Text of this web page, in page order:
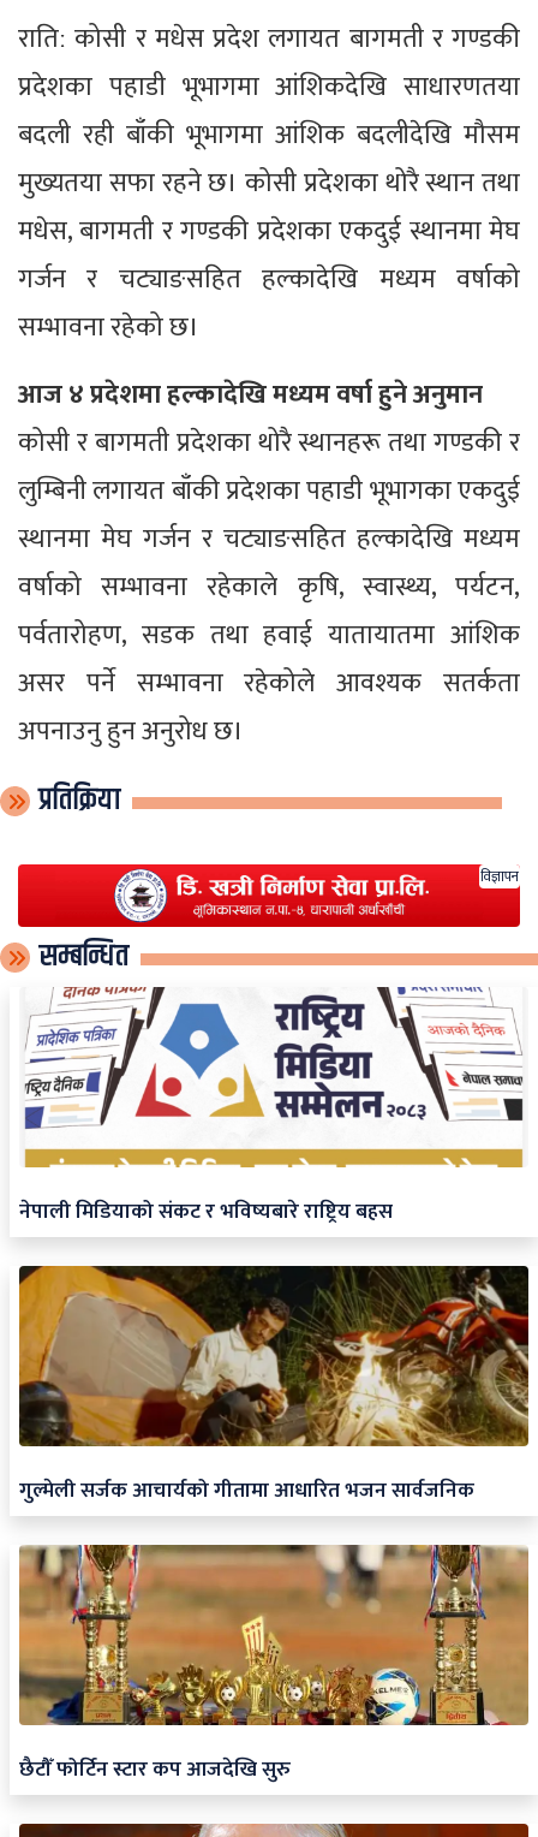
रातिː कोसी र मधेस प्रदेश लगायत बागमती र गण्डकी
प्रदेशका पहाडी भूभागमा आंशिकदेखि साधारणतया
बदली रही बाँकी भूभागमा आंशिक बदलीदेखि मौसम
मुख्यतया सफा रहने छ। कोसी प्रदेशका थोरै स्थान तथा
मधेस, बागमती र गण्डकी प्रदेशका एकदुई स्थानमा मेघ
गर्जन र चट्याङसहित हल्कादेखि मध्यम वर्षाको
सम्भावना रहेको छ।
आज ४ प्रदेशमा हल्कादेखि मध्यम वर्षा हुने अनुमान
कोसी र बागमती प्रदेशका थोरै स्थानहरू तथा गण्डकी र
लुम्बिनी लगायत बाँकी प्रदेशका पहाडी भूभागका एकदुई
स्थानमा मेघ गर्जन र चट्याङसहित हल्कादेखि मध्यम
वर्षाको सम्भावना रहेकाले कृषि, स्वास्थ्य, पर्यटन,
पर्वतारोहण, सडक तथा हवाई यातायातमा आंशिक
असर पर्ने सम्भावना रहेकोले आवश्यक सतर्कता
अपनाउनु हुन अनुरोध छ।
प्रतिक्रिया
विज्ञापन
सम्बन्धित
नेपाली मिडियाको संकट र भविष्यबारे राष्ट्रिय बहस
गुल्मेली सर्जक आचार्यको गीतामा आधारित भजन सार्वजनिक
छैटौँ फोर्टिन स्टार कप आजदेखि सुरु